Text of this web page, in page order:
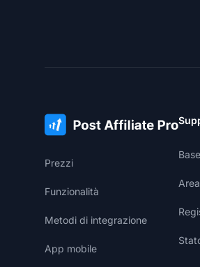
Prezzi
Funzionalità
Metodi di integrazione
App mobile